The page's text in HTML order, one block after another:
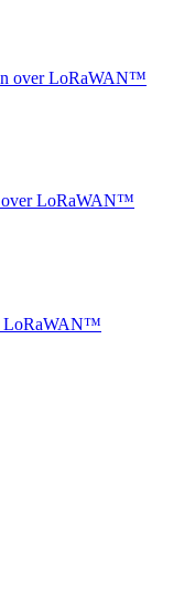
over LoRaWAN™
over LoRaWAN™
LoRaWAN™